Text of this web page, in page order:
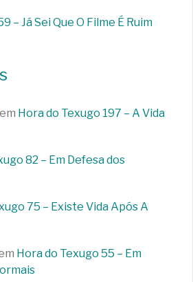
– Já Sei Que O Filme É Ruim
em Hora do Texugo 197 – A Vida
82 – Em Defesa dos
75 – Existe Vida Após A
Hora do Texugo 55 – Em